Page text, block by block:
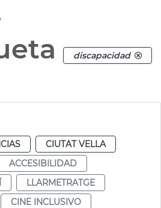
discapacidad
CIUTAT VELLA
ACCESIBILIDAD
LLARMETRATGE
CINE INCLUSIVO